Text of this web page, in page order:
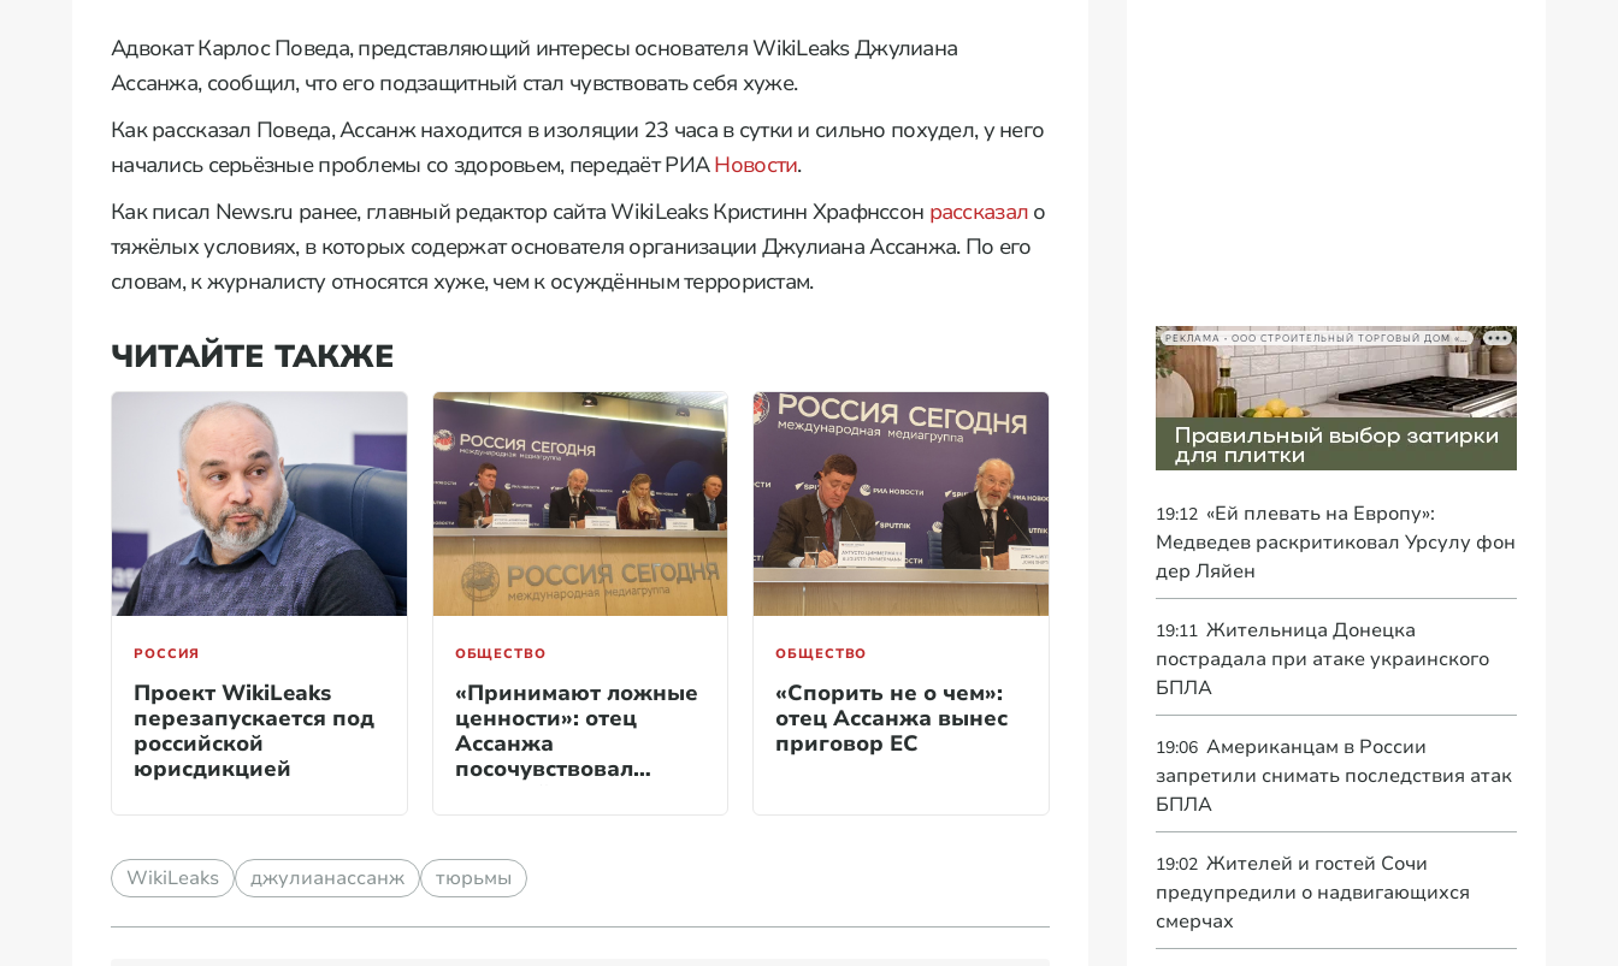
Адвокат Карлос Поведа, представляющий интересы основателя WikiLeaks Джулиана
Ассанжа, сообщил, что его подзащитный стал чувствовать себя хуже.
Как рассказал Поведа, Ассанж находится в изоляции 23 часа в сутки и сильно похудел, у него
начались серьёзные проблемы со здоровьем, передаёт РИАНовости.
Как писал News.ru ранее, главный редактор сайта WikiLeaks Кристинн Храфнссон рассказал о
тяжёлых условиях, в которых содержат основателя организации Джулиана Ассанжа. По его
словам, к журналисту относятся хуже, чем к осуждённым террористам.
ЧИТАЙТЕ ТАКЖЕ
РОССИЯ
Проект WikiLeaks
перезапускается под
российской
юрисдикцией
ОБЩЕСТВО
«Принимают ложные
ценности»: отец
Ассанжа
посочувствовал
ОБЩЕСТВО
«Спорить не о чем»:
отец Ассанжа вынес
приговор ЕС
WikiLeaks джулианассанж тюрьмы
19:12 «Ей плевать на Европу»:
Медведев раскритиковал Урсулу фон
дер Ляйен
19:11 Жительница Донецка
пострадала при атаке украинского
БПЛА
19:06 Американцам в России
запретили снимать последствия атак
БПЛА
19:02 Жителей и гостей Сочи
предупредили о надвигающихся
смерчах